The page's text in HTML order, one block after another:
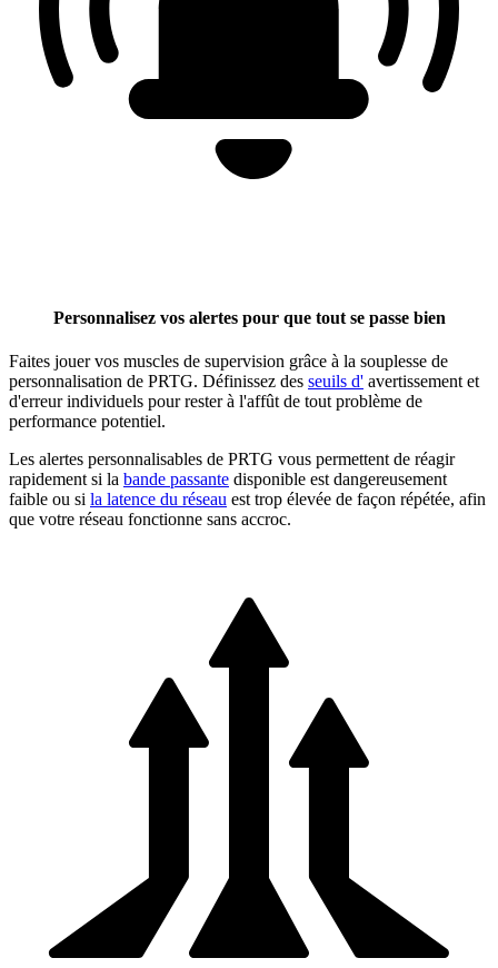
Personnalisez vos alertes pour que tout se passe bien
Faites jouer vos muscles de supervision grâce à la souplesse de
personnalisation de PRTG. Définissez des seuils d' avertissement et
d'erreur individuels pour rester à l'affût de tout problème de
performance potentiel.
Les alertes personnalisables de PRTG vous permettent de réagir
rapidement si la bande passante disponible est dangereusement
faible ou si la latence du réseau est trop élevée de façon répétée, afin
que votre réseau fonctionne sans accroc.